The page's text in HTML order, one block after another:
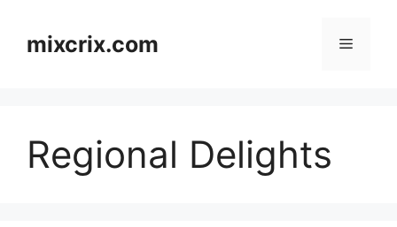
contentmixcrix.com Menu
Regional Delights